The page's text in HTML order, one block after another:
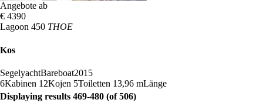
Angebote ab
€ 4390
Lagoon 450 THOE
Kos
SegelyachtBareboat2015
6Kabinen 12Kojen 5Toiletten 13,96 mLänge
Displaying results 469-480 (of 506)